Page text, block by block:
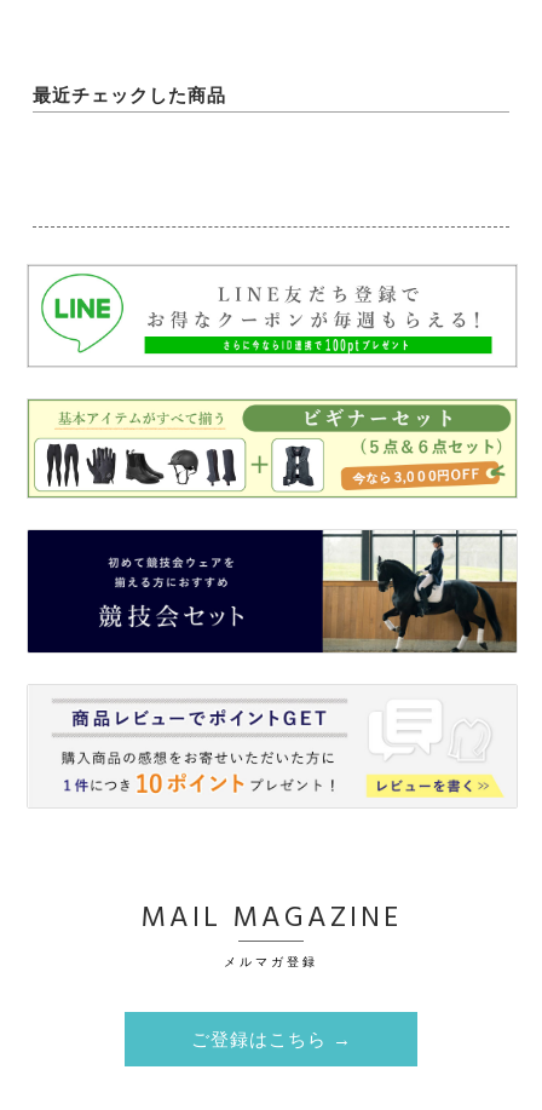
最近チェックした商品
MAIL MAGAZINE
メルマガ登録
ご登録はこちら →